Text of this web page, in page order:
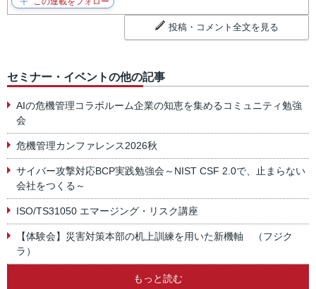
投稿・コメント全文を見る
セミナー・イベントの他の記事
AIの危機管理コラボルーム企業の知恵を集めるコミュニティ勉強
会
危機管理カンファレンス2026秋
サイバー攻撃対応BCP実践勉強会～NIST CSF 2.0で、止まらない
会社をつくる～
ISO/TS31050 エマージング・リスク講座
【体験会】災害対策本部の机上訓練を用いた新機軸 （フジク
ラ）
もっと読む